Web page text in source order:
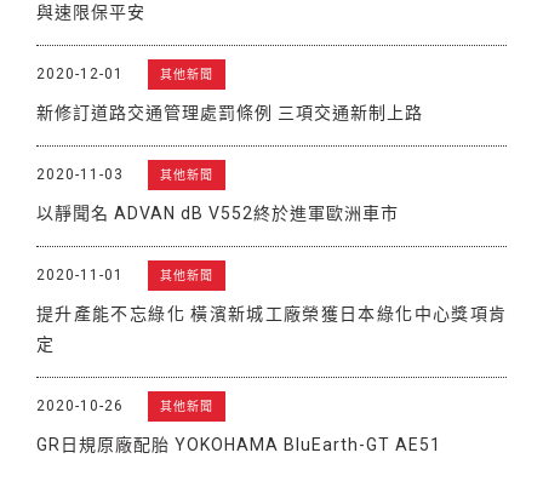
與速限保平安
2020-12-01 其他新聞
新修訂道路交通管理處罰條例 三項交通新制上路
2020-11-03 其他新聞
以靜聞名 ADVAN dB V552終於進軍歐洲車市
2020-11-01 其他新聞
提升產能不忘綠化 橫濱新城工廠榮獲日本綠化中心獎項肯
定
2020-10-26 其他新聞
GR日規原廠配胎 YOKOHAMA BluEarth-GT AE51